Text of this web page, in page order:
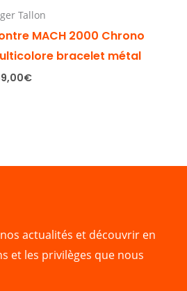
Tallon
MACH 2000 Chrono
bracelet métal
€
actualités et découvrir en
et les privilèges que nous